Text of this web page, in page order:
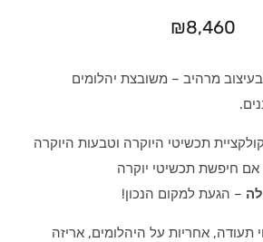
₪8,460
מרהיב – משובצת יהלומים
תכשיטי היוקרה וטבעות היוקרה
חיפשת תכשיטי יוקרה
– הגעת למקום הנכון!
תעודה, אחריות על היהלומים, אריזה